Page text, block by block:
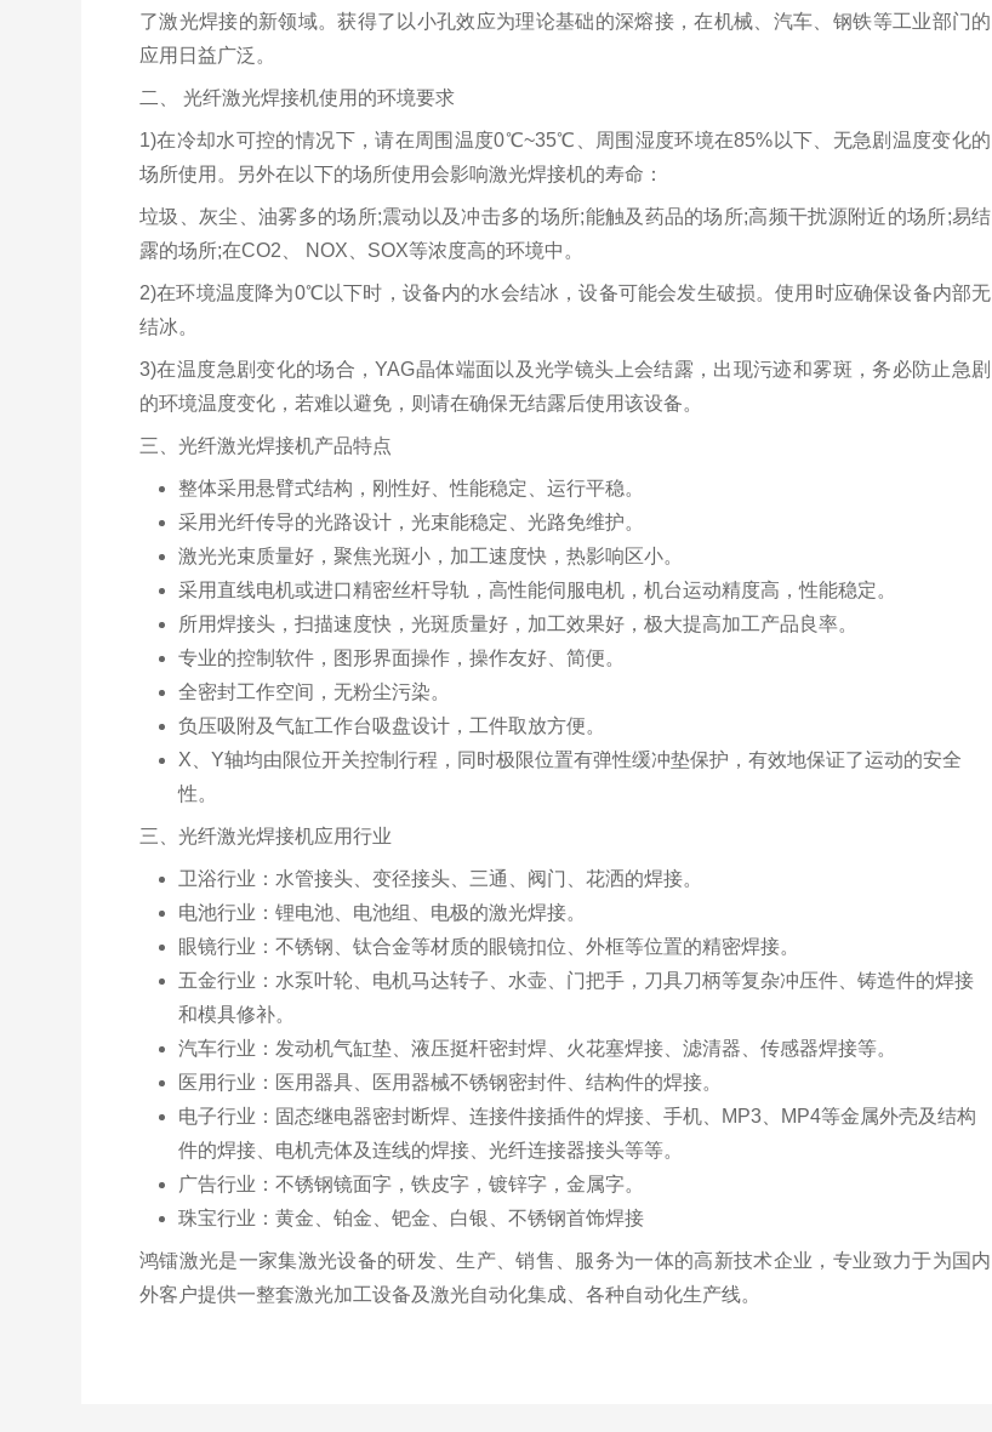
了激光焊接的新领域。获得了以小孔效应为理论基础的深熔接，在机械、汽车、钢铁等工业部门的
应用日益广泛。
二、 光纤激光焊接机使用的环境要求
1)在冷却水可控的情况下，请在周围温度0℃~35℃、周围湿度环境在85%以下、无急剧温度变化的
场所使用。另外在以下的场所使用会影响激光焊接机的寿命：
垃圾、灰尘、油雾多的场所;震动以及冲击多的场所;能触及药品的场所;高频干扰源附近的场所;易结
露的场所;在CO2、 NOX、SOX等浓度高的环境中。
2)在环境温度降为0℃以下时，设备内的水会结冰，设备可能会发生破损。使用时应确保设备内部无
结冰。
3)在温度急剧变化的场合，YAG晶体端面以及光学镜头上会结露，出现污迹和雾斑，务必防止急剧
的环境温度变化，若难以避免，则请在确保无结露后使用该设备。
三、光纤激光焊接机产品特点
整体采用悬臂式结构，刚性好、性能稳定、运行平稳。
采用光纤传导的光路设计，光束能稳定、光路免维护。
激光光束质量好，聚焦光斑小，加工速度快，热影响区小。
采用直线电机或进口精密丝杆导轨，高性能伺服电机，机台运动精度高，性能稳定。
所用焊接头，扫描速度快，光斑质量好，加工效果好，极大提高加工产品良率。
专业的控制软件，图形界面操作，操作友好、简便。
全密封工作空间，无粉尘污染。
负压吸附及气缸工作台吸盘设计，工件取放方便。
X、Y轴均由限位开关控制行程，同时极限位置有弹性缓冲垫保护，有效地保证了运动的安全
性。
三、光纤激光焊接机应用行业
卫浴行业：水管接头、变径接头、三通、阀门、花洒的焊接。
电池行业：锂电池、电池组、电极的激光焊接。
眼镜行业：不锈钢、钛合金等材质的眼镜扣位、外框等位置的精密焊接。
五金行业：水泵叶轮、电机马达转子、水壶、门把手，刀具刀柄等复杂冲压件、铸造件的焊接
和模具修补。
汽车行业：发动机气缸垫、液压挺杆密封焊、火花塞焊接、滤清器、传感器焊接等。
医用行业：医用器具、医用器械不锈钢密封件、结构件的焊接。
电子行业：固态继电器密封断焊、连接件接插件的焊接、手机、MP3、MP4等金属外壳及结构
件的焊接、电机壳体及连线的焊接、光纤连接器接头等等。
广告行业：不锈钢镜面字，铁皮字，镀锌字，金属字。
珠宝行业：黄金、铂金、钯金、白银、不锈钢首饰焊接
鸿镭激光是一家集激光设备的研发、生产、销售、服务为一体的高新技术企业，专业致力于为国内
外客户提供一整套激光加工设备及激光自动化集成、各种自动化生产线。